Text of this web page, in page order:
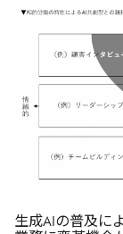
生成AIの普及に